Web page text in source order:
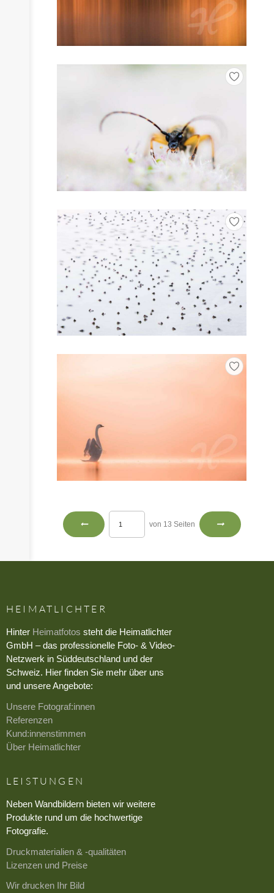
von 13 Seiten
HEIMATLICHTER
Hinter Heimatfotos steht die Heimatlichter
GmbH – das professionelle Foto- & Video-
Netzwerk in Süddeutschland und der
Schweiz. Hier finden Sie mehr über uns
und unsere Angebote:
Unsere Fotograf:innen
Referenzen
Kund:innenstimmen
Über Heimatlichter
LEISTUNGEN
Neben Wandbildern bieten wir weitere
Produkte rund um die hochwertige
Fotografie.
Druckmaterialien & -qualitäten
Lizenzen und Preise
Wir drucken Ihr Bild